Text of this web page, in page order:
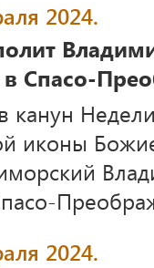
2024.
Спасо-
канун
иконы
2024.